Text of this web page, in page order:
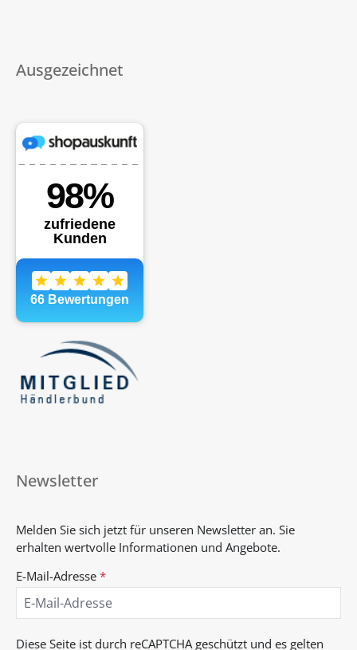
Ausgezeichnet
Newsletter
Melden Sie sich jetzt für unseren Newsletter an. Sie
erhalten wertvolle Informationen und Angebote.
E-Mail-Adresse *
Diese Seite ist durch reCAPTCHA geschützt und es gelten